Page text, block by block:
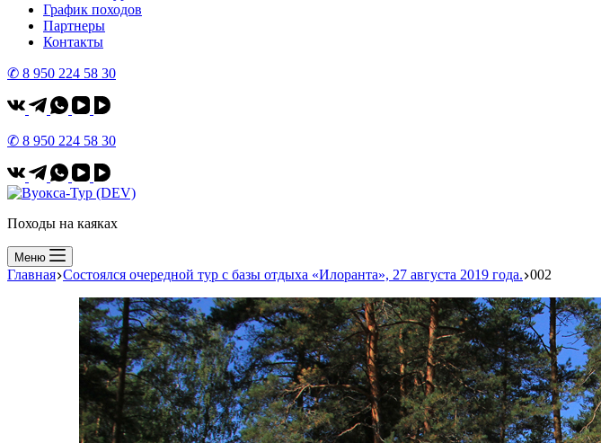
График походов
Партнеры
Контакты
✆ 8 950 224 58 30
✆ 8 950 224 58 30
Походы на каяках
Меню
Главная Состоялся очередной тур с базы отдыха «Илоранта», 27 августа 2019 года. 002